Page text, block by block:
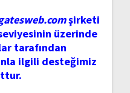
şirketi
üzerinde
tarafından
ilgili desteğimiz